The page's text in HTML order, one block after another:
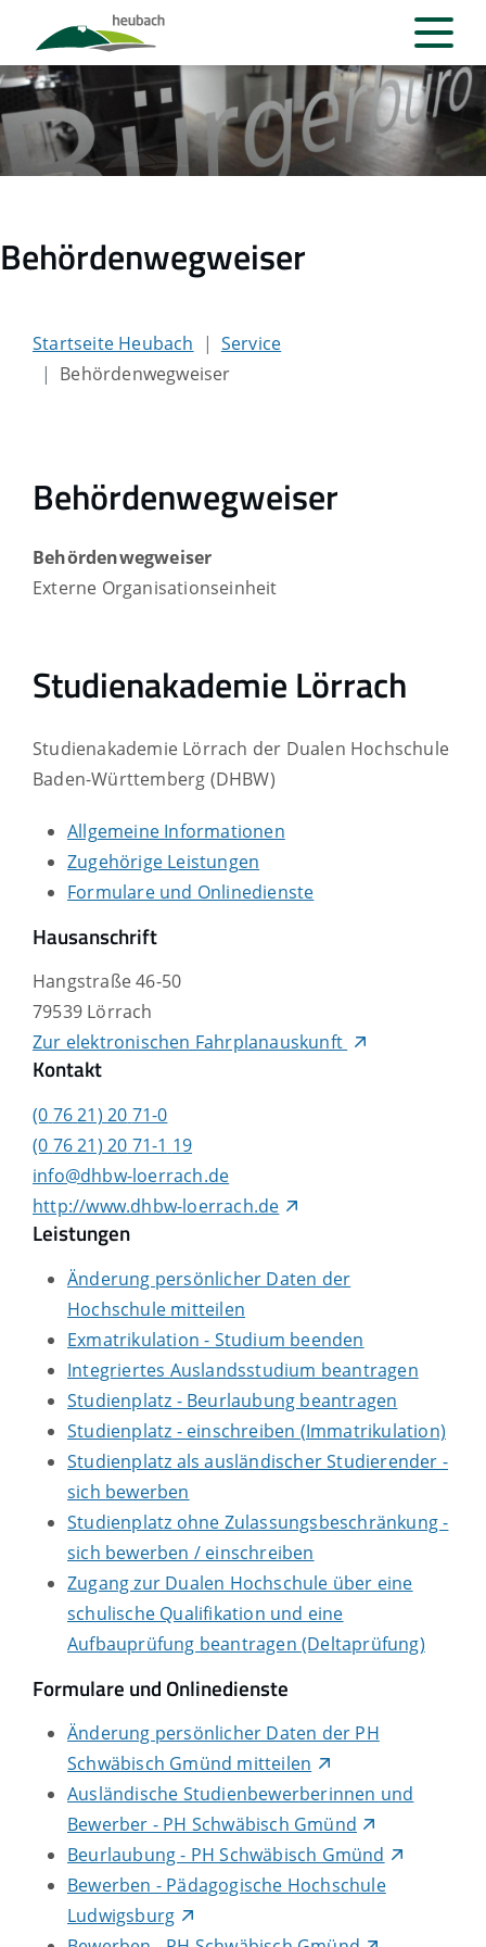
Behördenwegweiser
Startseite Heubach
Service
Behördenwegweiser
Behördenwegweiser
Behördenwegweiser
Externe Organisationseinheit
Studienakademie Lörrach
Studienakademie Lörrach der Dualen Hochschule
Baden-Württemberg (DHBW)
Allgemeine Informationen
Zugehörige Leistungen
Formulare und Onlinedienste
Hausanschrift
Hangstraße 46-50
79539 Lörrach
Zur elektronischen Fahrplanauskunft
Kontakt
(0 7621) 20 71-0
(0 7621) 20 71-1 19
info@dhbw-loerrach.de
http://www.dhbw-loerrach.de
Leistungen
Änderung persönlicher Daten der
Hochschule mitteilen
Exmatrikulation - Studium beenden
Integriertes Auslandsstudium beantragen
Studienplatz - Beurlaubung beantragen
Studienplatz - einschreiben (Immatrikulation)
Studienplatz als ausländischer Studierender -
sich bewerben
Studienplatz ohne Zulassungsbeschränkung -
sich bewerben / einschreiben
Zugang zur Dualen Hochschule über eine
schulische Qualifikation und eine
Aufbauprüfung beantragen (Deltaprüfung)
Formulare und Onlinedienste
Änderung persönlicher Daten der PH
Schwäbisch Gmünd mitteilen
Ausländische Studienbewerberinnen und
Bewerber - PH Schwäbisch Gmünd
Beurlaubung - PH Schwäbisch Gmünd
Bewerben - Pädagogische Hochschule
Ludwigsburg